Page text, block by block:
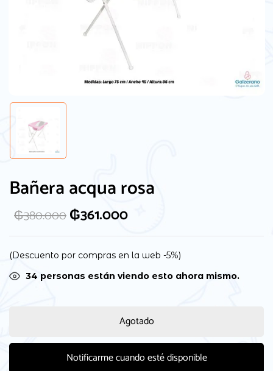
Bañera acqua rosa
₲380.000₲361.000
(Descuento por compras en la web -5%)
34 personas están viendo esto ahora mismo.
Agotado
Notificarme cuando esté disponible